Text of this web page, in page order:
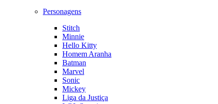
Personagens
Stitch
Minnie
Hello Kitty
Homem Aranha
Batman
Marvel
Sonic
Mickey
Liga da Justiça